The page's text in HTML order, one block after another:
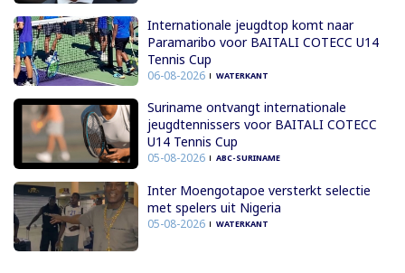
Internationale jeugdtop komt naar
Paramaribo voor BAITALI COTECC U14
Tennis Cup
06-08-2026 WATERKANT
Suriname ontvangt internationale
jeugdtennissers voor BAITALI COTECC
U14 Tennis Cup
05-08-2026 ABC-SURINAME
Inter Moengotapoe versterkt selectie
met spelers uit Nigeria
05-08-2026 WATERKANT